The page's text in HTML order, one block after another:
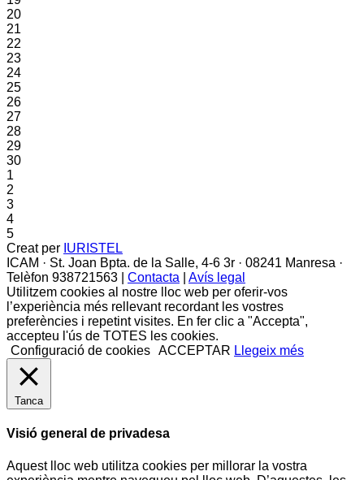
20
21
22
23
24
25
26
27
28
29
30
1
2
3
4
5
Creat per IURISTEL
ICAM · St. Joan Bpta. de la Salle, 4-6 3r · 08241 Manresa ·
Telèfon 938721563 | Contacta
Avís legal
Utilitzem cookies al nostre lloc web per oferir-vos
l’experiència més rellevant recordant les vostres
preferències i repetint visites. En fer clic a "Accepta",
accepteu l'ús de TOTES les cookies.
Configuració de cookies ACCEPTAR Llegeix més
Tanca
Visió general de privadesa
Aquest lloc web utilitza cookies per millorar la vostra